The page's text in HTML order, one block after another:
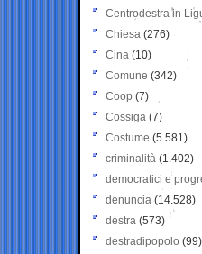
Centrodestra in
Chiesa (276)
Cina (10)
Comune (342)
Coop (7)
Cossiga (7)
Costume (5.581)
criminalità (1.402)
democratici e
denuncia (14.528)
destra (573)
destradipopolo (99)